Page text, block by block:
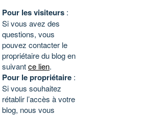
Pour les visiteurs :
Si vous avez des
questions, vous
pouvez contacter le
propriétaire du blog en
suivantce lien.
Pour le propriétaire :
Si vous souhaitez
rétablir l’accès à votre
blog, nous vous